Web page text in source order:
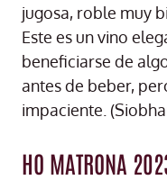
jugosa, roble muy
Este es un vino
beneficiarse de
antes de beber,
impaciente.
HO MATRONA